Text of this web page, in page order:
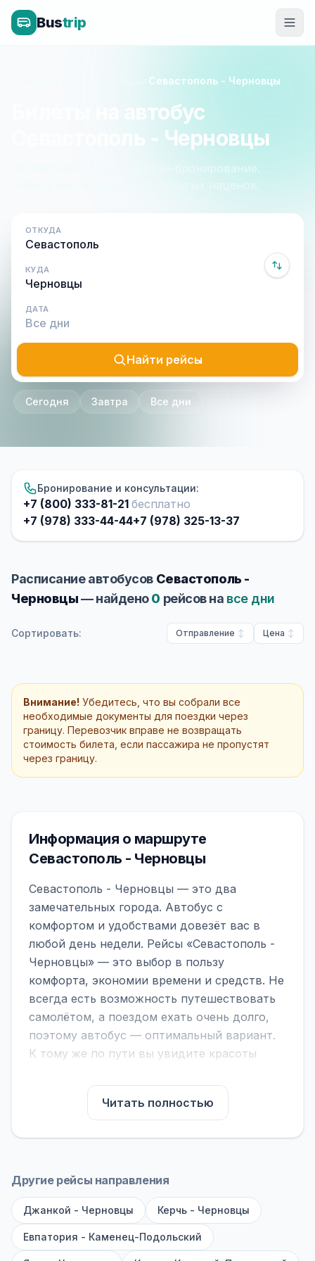
Bustrip
Севастополь - Черновцы
Билеты на автобус
Севастополь - Черновцы
Расписание, цены и онлайн-бронирование.
Оплата при посадке, без скрытых наценок.
ОТКУДА
КУДА
ДАТА
Найти рейсы
Сегодня Завтра Все дни
Бронирование и консультации:
+7 (800) 333-81-21 бесплатно
+7 (978) 333-44-44+7 (978) 325-13-37
Расписание автобусов Севастополь -
Черновцы— найдено0 рейсов на все дни
Сортировать: Отправление Цена
Внимание! Убедитесь, что вы собрали все
необходимые документы для поездки через
границу. Перевозчик вправе не возвращать
стоимость билета, если пассажира не пропустят
через границу.
Информация о маршруте
Севастополь - Черновцы
Севастополь - Черновцы — это два
замечательных города. Автобус с
комфортом и удобствами довезёт вас в
любой день недели. Рейсы «Севастополь -
Черновцы» — это выбор в пользу
комфорта, экономии времени и средств. Не
всегда есть возможность путешествовать
самолётом, а поездом ехать очень долго,
поэтому автобус — оптимальный вариант.
К тому же по пути вы увидите красоты
На нашем сайте вы можете найти
расписание автобусов Севастополь -
Черновцы, сравнить рейсы и выбрать
обратите внимание на микроавтобусы (8–18
большие автобусы (от 40 мест): у них лучше
подвеска и дорога ощущается меньше.
Читать полностью
Другие рейсы направления
Джанкой - Черновцы Керчь - Черновцы
Евпатория - Каменец-Подольский